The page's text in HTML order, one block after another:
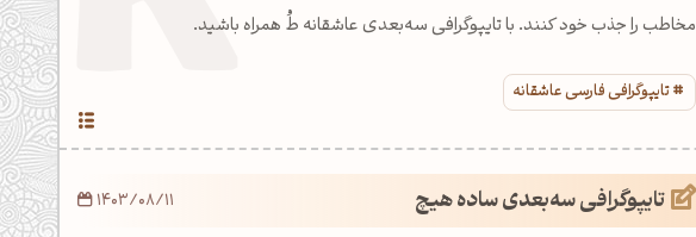
مخاطب را جذب خود کنند. با تایپوگرافی سه‌بعدی عاشقانه طُ همراه باشید.
تایپوگرافی فارسی عاشقانه
تایپوگرافی سه‌بعدی ساده هیچ 1403/08/11